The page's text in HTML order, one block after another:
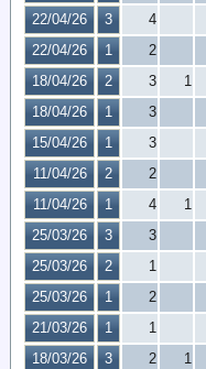
22/04/26
3 4
22/04/26
1 2
18/04/26
2 3 1
18/04/26
1
3
15/04/26
1
3
11/04/26
2
2
11/04/26
1 4 1
25/03/26
3 3
25/03/26
2 1
25/03/26
1
2
21/03/26
1 1
18/03/26
3 2 1